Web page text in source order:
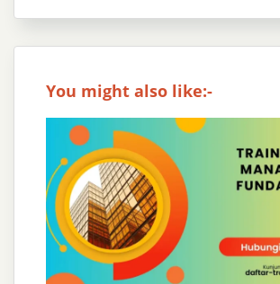
You might also like:-